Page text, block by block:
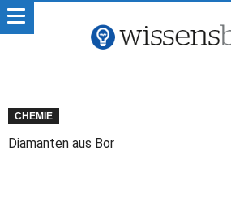
CHEMIE
Diamanten aus Bor